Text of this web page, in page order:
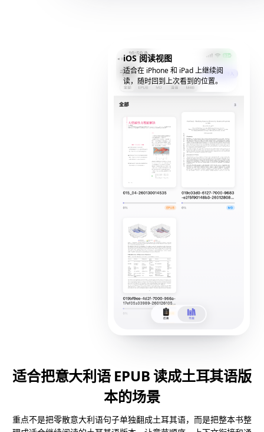
iOS 阅读视图
适合在 iPhone 和 iPad 上继续阅
读，随时回到上次看到的位置。
适合把意大利语 EPUB 读成土耳其语版
本的场景
重点不是把零散意大利语句子单独翻成土耳其语，而是把整本书整